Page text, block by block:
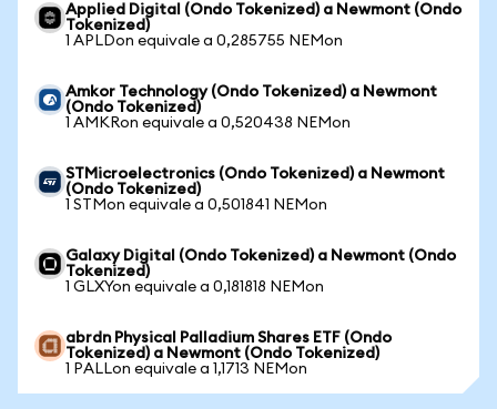
Applied Digital (Ondo Tokenized) a Newmont (Ondo
Tokenized)
1 APLDon equivale a 0,285755 NEMon
Amkor Technology (Ondo Tokenized) a Newmont
(Ondo Tokenized)
1 AMKRon equivale a 0,520438 NEMon
STMicroelectronics (Ondo Tokenized) a Newmont
(Ondo Tokenized)
1 STMon equivale a 0,501841 NEMon
Galaxy Digital (Ondo Tokenized) a Newmont (Ondo
Tokenized)
1 GLXYon equivale a 0,181818 NEMon
abrdn Physical Palladium Shares ETF (Ondo
Tokenized) a Newmont (Ondo Tokenized)
1 PALLon equivale a 1,1713 NEMon